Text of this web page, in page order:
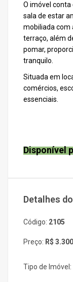
O imóvel conta
sala de estar
mobiliada com
terraço, além
pomar,
tranquilo.
Situada em
comércios,
essenciais.
Disponível
Detalhes
Código: 2105
Preço: R$
Tipo de Imóvel: